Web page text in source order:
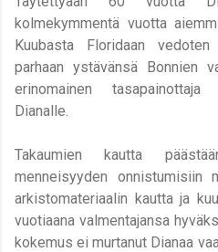
kolmekymmentä vuotta
Kuubasta Floridaan
parhaan ystävänsä Bonnien
erinomainen
Dianalle.
Takaumien kautta
menneisyyden onnistumisiin
arkistomateriaalin kautta ja
vuotiaana valmentajansa
kokemus ei murtanut Dianaa